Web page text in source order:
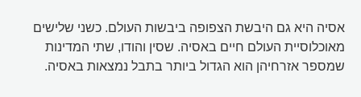
אסיה היא גם היבשת הצפופה ביבשות העולם. כשני שלישים
מאוכלוסיית העולם חיים באסיה. שסין והודו, שתי המדינות
שמספר אזרחיהן הוא הגדול ביותר בתבל נמצאות באסיה.